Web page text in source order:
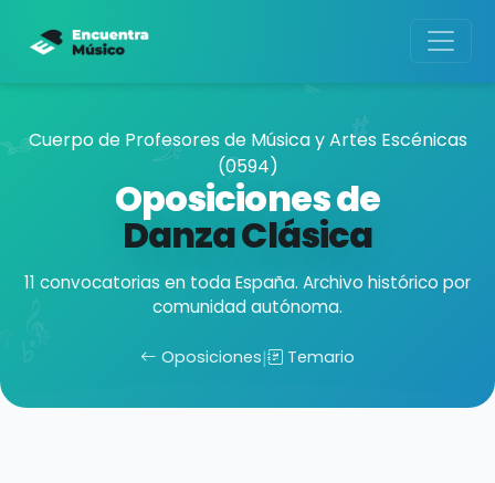
Cuerpo de Profesores de Música y Artes Escénicas
(0594)
Oposiciones de
Danza Clásica
11 convocatorias en toda España. Archivo histórico por
comunidad autónoma.
Oposiciones| Temario